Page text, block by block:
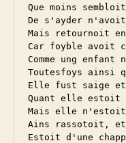
Que moins
De s'ayder
Mais retournoit en
Car foyble avoit
Comme ung enfant
Toutesfoys ainsi
Elle fust saige et
Quant elle estoit
Mais elle
Ains rassotoit, et
Estoit d'une